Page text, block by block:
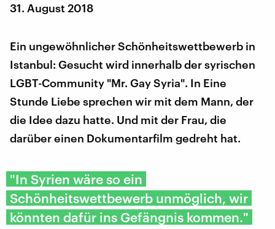
31. August 2018
Ein ungewöhnlicher Schönheitswettbewerb in
Istanbul: Gesucht wird innerhalb der syrischen
LGBT-Community "Mr. Gay Syria". In Eine
Stunde Liebe sprechen wir mit dem Mann, der
die Idee dazu hatte. Und mit der Frau, die
darüber einen Dokumentarfilm gedreht hat.
"In Syrien wäre so ein
Schönheitswettbewerb unmöglich, wir
könnten dafür ins Gefängnis kommen."